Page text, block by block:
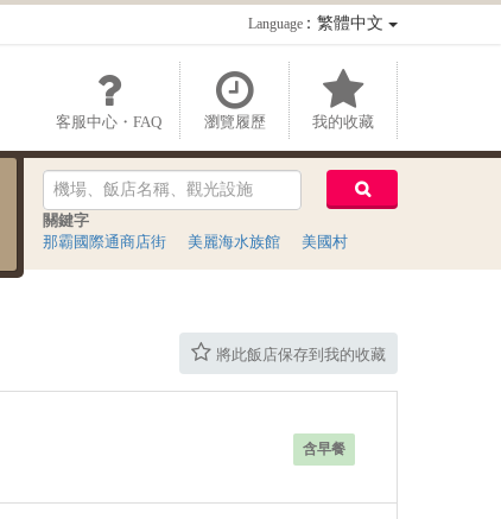
Language：繁體中文
客服中心・FAQ 瀏覽履歷 我的收藏
關鍵字
那霸國際通商店街
美麗海水族館 美國村
將此飯店保存到我的收藏
含早餐